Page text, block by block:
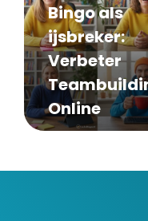
Bingo als
ijsbreker:
Verbeter
Online